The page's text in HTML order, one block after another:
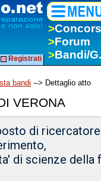
>
>Forum
>Bandi/
Registrati
bandi --> Dettaglio atto
VERONA
di
di scienze della